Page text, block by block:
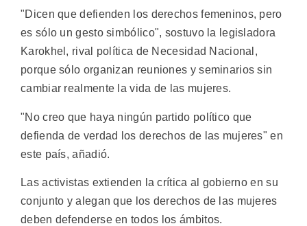
"Dicen que defienden los derechos femeninos, pero
es sólo un gesto simbólico", sostuvo la legisladora
Karokhel, rival política de Necesidad Nacional,
porque sólo organizan reuniones y seminarios sin
cambiar realmente la vida de las mujeres.
"No creo que haya ningún partido político que
defienda de verdad los derechos de las mujeres" en
este país, añadió.
Las activistas extienden la crítica al gobierno en su
conjunto y alegan que los derechos de las mujeres
deben defenderse en todos los ámbitos.